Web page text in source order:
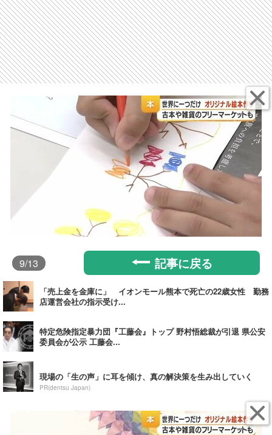
9/13 記事に戻る
「売上金を金庫に」 イオンモール熊本で死亡の22歳女性 勤務
店運営会社の指示受け...
特定危険指定暴力団『工藤会』トップ 野村悟総裁が引退 県公安
委員会が公示 工藤会...
現場の「生の声」に耳を傾け、真の解決策を生み出していく
PR(dentsu Japan)